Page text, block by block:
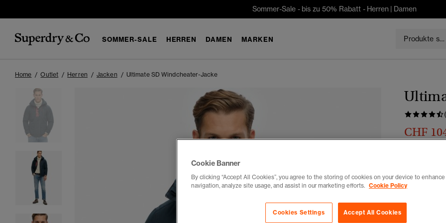
Sommer-Sale - bis zu 50% Rabatt - Herren | Damen
SOMMER-SALE HERREN DAMEN MARKEN
Home Outlet Herren Jacken Ultimate SD Windcheater-Jacke
CHF
Cookie Banner
By clicking “Accept All Cookies”, you agree to the storing of cookies on your device to
navigation, analyze site usage, and assist in our marketing efforts. Cookie Policy
Accept All Cookies
Cookies Settings